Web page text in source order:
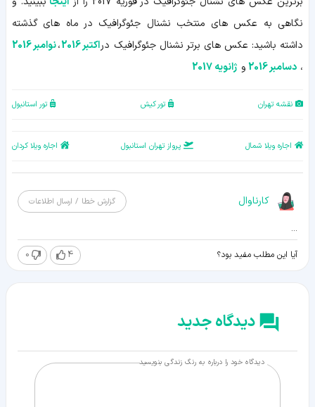
نگاهی به عکس های منتخب نشنال جئوگرافیک در ماه های گذشته
داشته باشید: عکس های برتر نشنال جئوگرافیک دراکتبر 2016 ،نوامبر 2016
، دسامبر 2016 و ژانویه 2017
نقشه تهران تور کیش تور استانبول
اجاره ویلا شمال پرواز تهران استانبول اجاره ویلا کردان
کارناوال گزارش خطا / ارسال اطلاعات
...
آیا این مطلب مفید بود؟ 4
0
دیدگاه جدید
دیدگاه خود را درباره به رنگ زندگی بنویسید